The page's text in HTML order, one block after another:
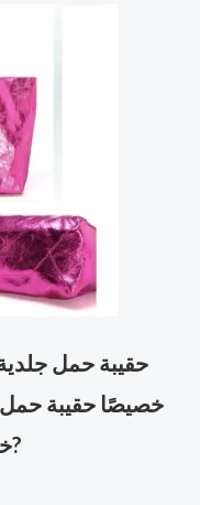
حقيبة حمل
خصيصًا حقيبة
?